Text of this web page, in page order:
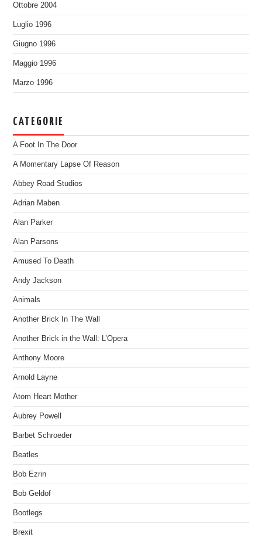
Ottobre 2004
Luglio 1996
Giugno 1996
Maggio 1996
Marzo 1996
CATEGORIE
A Foot In The Door
A Momentary Lapse Of Reason
Abbey Road Studios
Adrian Maben
Alan Parker
Alan Parsons
Amused To Death
Andy Jackson
Animals
Another Brick In The Wall
Another Brick in the Wall: L’Opera
Anthony Moore
Arnold Layne
Atom Heart Mother
Aubrey Powell
Barbet Schroeder
Beatles
Bob Ezrin
Bob Geldof
Bootlegs
Brexit